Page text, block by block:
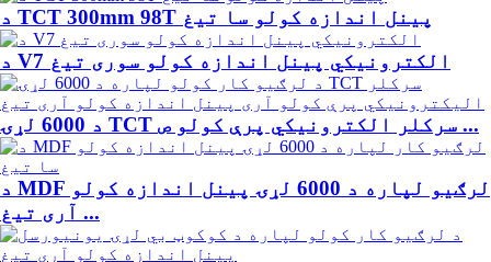
د TCT 300mm 98T پینل اندازه کولو سا تیغ
د V7 الکترونیکي پینل اندازه کولو سوری تیغ
د 6000 لړۍ TCT سرکلر الکترونیکي پرې کولو ص ...
د MDF لرګیو لپاره د 6000 لړۍ پینل اندازه کولو
آری تیغ ...